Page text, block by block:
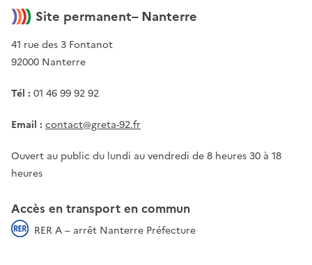
Site permanent– Nanterre
41 rue des 3 Fontanot
92000 Nanterre
Tél : 01 46 99 92 92
Email : contact@greta-92.fr
Ouvert au public du lundi au vendredi de 8 heures 30 à 18
heures
Accès en transport en commun
RER A – arrêt Nanterre Préfecture